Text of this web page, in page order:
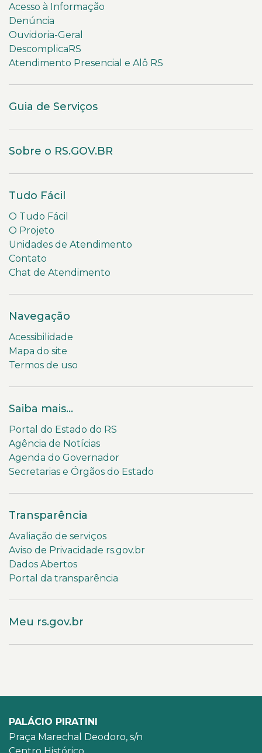
Acesso à Informação
Denúncia
Ouvidoria-Geral
DescomplicaRS
Atendimento Presencial e Alô RS
Guia de Serviços
Sobre o RS.GOV.BR
Tudo Fácil
O Tudo Fácil
O Projeto
Unidades de Atendimento
Contato
Chat de Atendimento
Navegação
Acessibilidade
Mapa do site
Termos de uso
Saiba mais...
Portal do Estado do RS
Agência de Notícias
Agenda do Governador
Secretarias e Órgãos do Estado
Transparência
Avaliação de serviços
Aviso de Privacidade rs.gov.br
Dados Abertos
Portal da transparência
Meu rs.gov.br
PALÁCIO PIRATINI
Praça Marechal Deodoro, s/n